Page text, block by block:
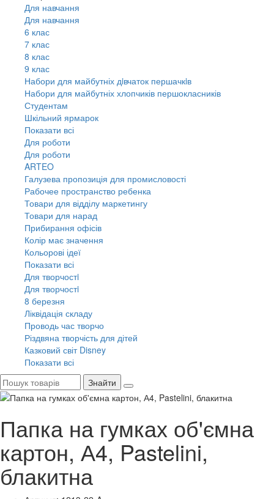
Для навчання
Для навчання
6 клас
7 клас
8 клас
9 клас
Набори для майбутніх дiвчаток першачкiв
Набори для майбутніх хлопчиків першокласників
Студентам
Шкільний ярмарок
Показати всі
Для роботи
Для роботи
ARTEO
Галузева пропозиція для промисловості
Рабочее пространство ребенка
Товари для відділу маркетингу
Товари для нарад
Прибирання офісів
Колір має значення
Кольорові ідеї
Показати всі
Для творчостi
Для творчостi
8 березня
Ліквідація складу
Проводь час творчо
Різдвяна творчість для дітей
Казковий світ Disney
Показати всі
Знайти
Папка на гумках об'ємна
картон, А4, Pastelini,
блакитна